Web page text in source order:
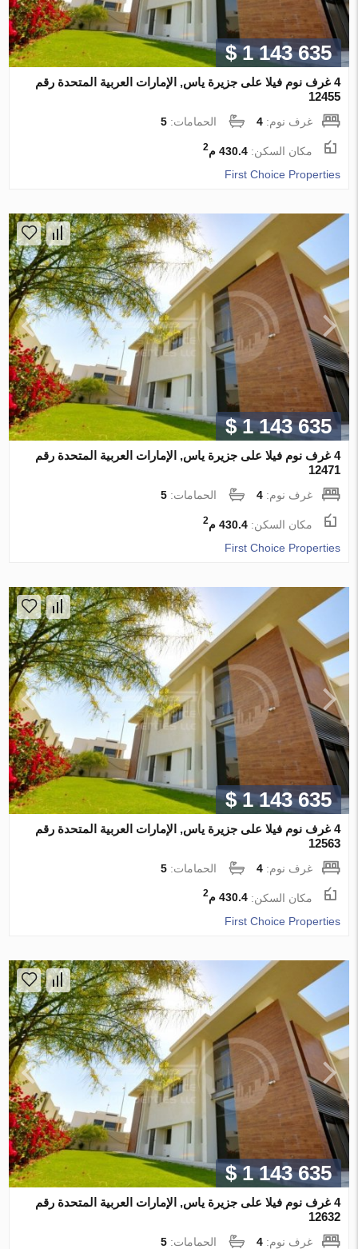
$ 1 143 635
4 غرف نوم فيلا على جزيرة ياس, الإمارات العربية المتحدة رقم
12455
غرف نوم:4 الحمامات:5
مكان السكن:430.4 م 2
First Choice Properties
$ 1 143 635
4 غرف نوم فيلا على جزيرة ياس, الإمارات العربية المتحدة رقم
12471
غرف نوم:4 الحمامات:5
مكان السكن:430.4 م 2
First Choice Properties
$ 1 143 635
4 غرف نوم فيلا على جزيرة ياس, الإمارات العربية المتحدة رقم
12563
غرف نوم:4 الحمامات:5
مكان السكن:430.4 م 2
First Choice Properties
$ 1 143 635
4 غرف نوم فيلا على جزيرة ياس, الإمارات العربية المتحدة رقم
12632
غرف نوم:4 الحمامات:5